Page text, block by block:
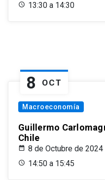
13:30 a 14:30
8 OCT
Macroeconomía
Guillermo
Chile
8 de Octubre de 2024
14:50 a 15:45